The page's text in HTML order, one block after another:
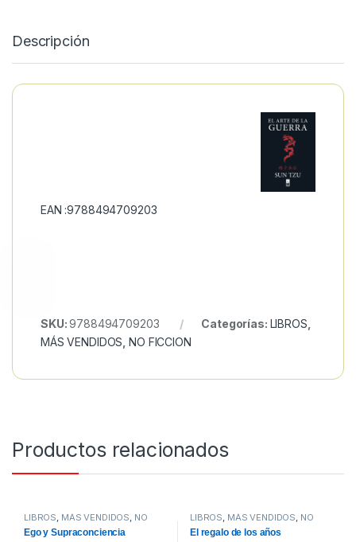
Descripción
EAN :9788494709203
SKU:9788494709203 Categorías: LIBROS
MÁS VENDIDOS ,NO FICCION
Productos relacionados
LIBROS MÁS VENDIDOS NO
FICCION
Ego y Supraconciencia
LIBROS MÁS VENDIDOS NO
FICCION
El regalo de los años